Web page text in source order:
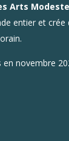
Arts
entier et crée
en novembre